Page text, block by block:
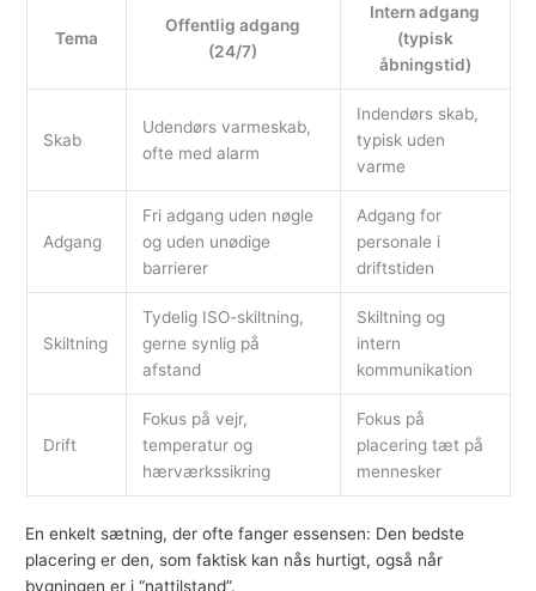
Tema
Offentlig adgang
(24/7)
Intern adgang
(typisk
åbningstid)
Skab
Udendørs varmeskab,
ofte med alarm
Indendørs skab,
typisk uden
varme
Adgang
Fri adgang uden nøgle
og uden unødige
barrierer
Adgang for
personale i
driftstiden
Skiltning
Tydelig ISO-skiltning,
gerne synlig på
afstand
Skiltning og
intern
kommunikation
Drift
Fokus på vejr,
temperatur og
hærværkssikring
Fokus på
placering tæt på
mennesker
En enkelt sætning, der ofte fanger essensen: Den bedste
placering er den, som faktisk kan nås hurtigt, også når
bygningen er i “nattilstand”.